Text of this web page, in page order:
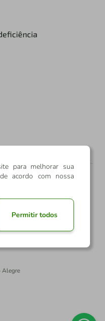
Alegre
para melhorar sua
acordo com nossa
Permitir todos